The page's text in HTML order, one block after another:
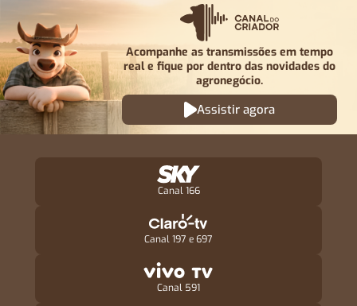
Acompanhe as transmissões em tempo
real e fique pordentro das novidades do
agronegócio.
Assistir agora
Canal 166
Canal 197 e 697
Canal 591